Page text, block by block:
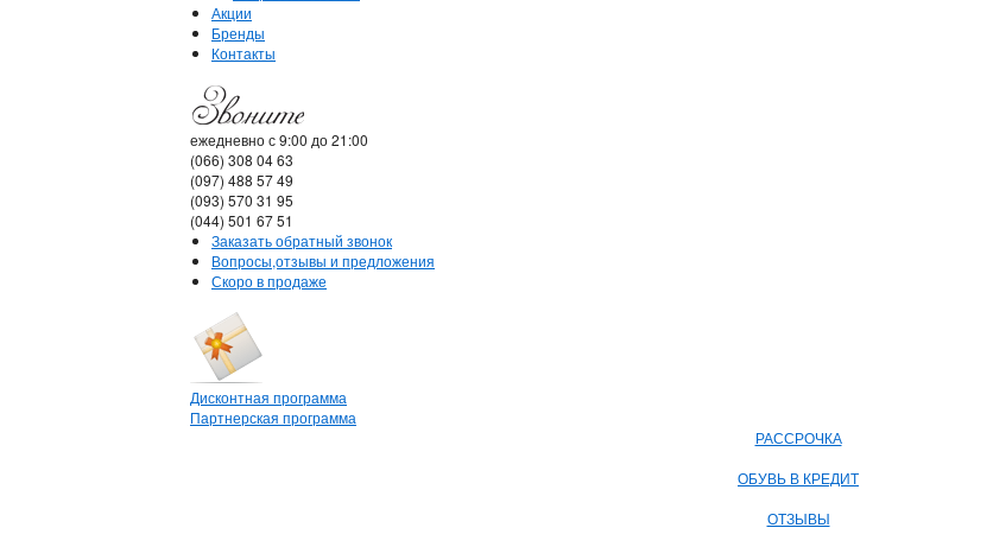
Акции
Бренды
Контакты
ежедневно с 9:00 до 21:00
(066) 308 04 63
(097) 488 57 49
(093) 570 31 95
(044) 501 67 51
Заказать обратный звонок
Вопросы,отзывы и предложения
Скоро в продаже
Дисконтная программа
Партнерская программа
РАССРОЧКА
ОБУВЬ В КРЕДИТ
ОТЗЫВЫ